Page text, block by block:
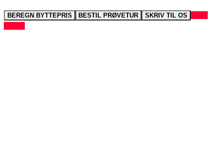
BEREGN BYTTEPRIS BESTIL PRØVETUR SKRIV TIL OS